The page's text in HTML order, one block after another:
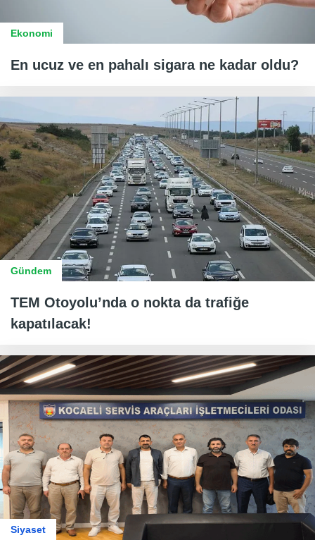
Ekonomi
En ucuz ve en pahalı sigara ne kadar oldu?
Gündem
TEM Otoyolu’nda o nokta da trafiğe
kapatılacak!
Siyaset